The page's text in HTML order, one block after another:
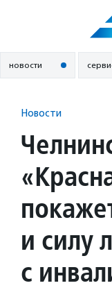
новости
Новости
и силу
с